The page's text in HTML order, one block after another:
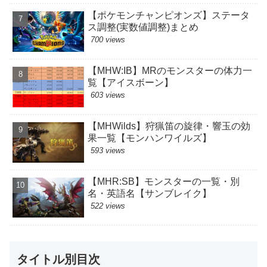
【ポケモンチャンピオンズ】ステータ
ス調整(実数値調整)まとめ
700 views
【MHW:IB】MRのモンスターの体力一
覧【アイスボーン】
603 views
【MHWilds】狩猟笛の旋律・響玉の効
果一覧【モンハンワイルズ】
593 views
【MHR:SB】モンスターの一覧・別
名・英語名【サンブレイク】
522 views
タイトル別目次